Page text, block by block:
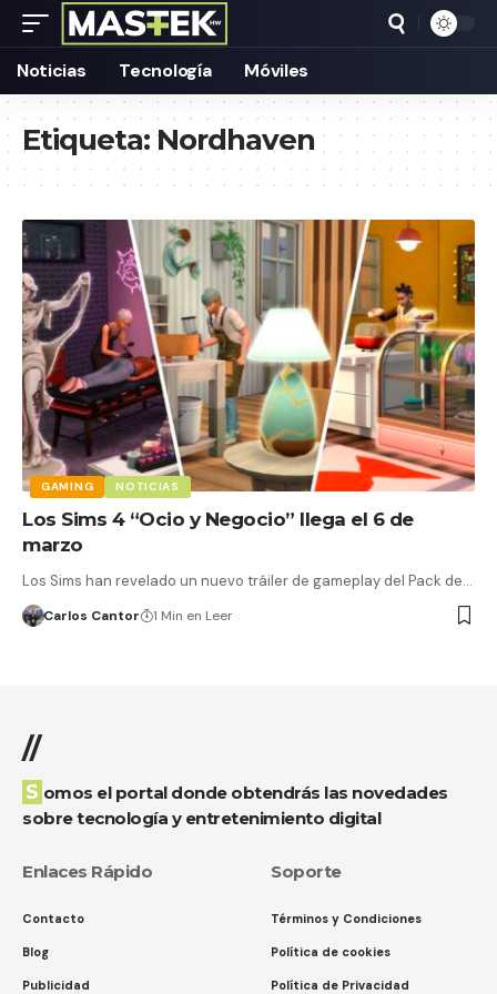
Noticias Tecnología Móviles
Etiqueta:Nordhaven
GAMING NOTICIAS
Los Sims 4 “Ocio y Negocio” llega el 6 de
marzo
Los Sims han revelado un nuevo tráiler de gameplay del Pack de…
Carlos Cantor 1 Min en Leer
//
Somos el portal donde obtendrás las novedades
sobre tecnología y entretenimiento digital
Enlaces Rápido
Contacto
Blog
Publicidad
Soporte
Términos y Condiciones
Política de cookies
Política de Privacidad